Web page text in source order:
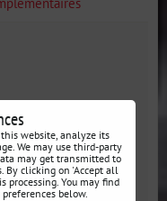
website, analyze its
We may use third-party
may get transmitted to
By clicking on 'Accept all
processing. You may find
below.